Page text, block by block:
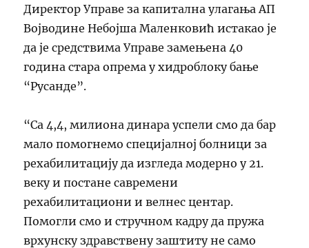
Директор Управе за капитална улагања АП
Војводине Небојша Маленковић истакао је
да је средствима Управе замењена 40
година стара опрема у хидроблоку бање
“Русанде”.
“Са 4,4, милиона динара успели смо да бар
мало помогнемо специјалној болници за
рехабилитацију да изгледа модерно у 21.
веку и постане савремени
рехабилитациони и велнес центар.
Помогли смо и стручном кадру да пружа
врхунску здравствену заштиту не само